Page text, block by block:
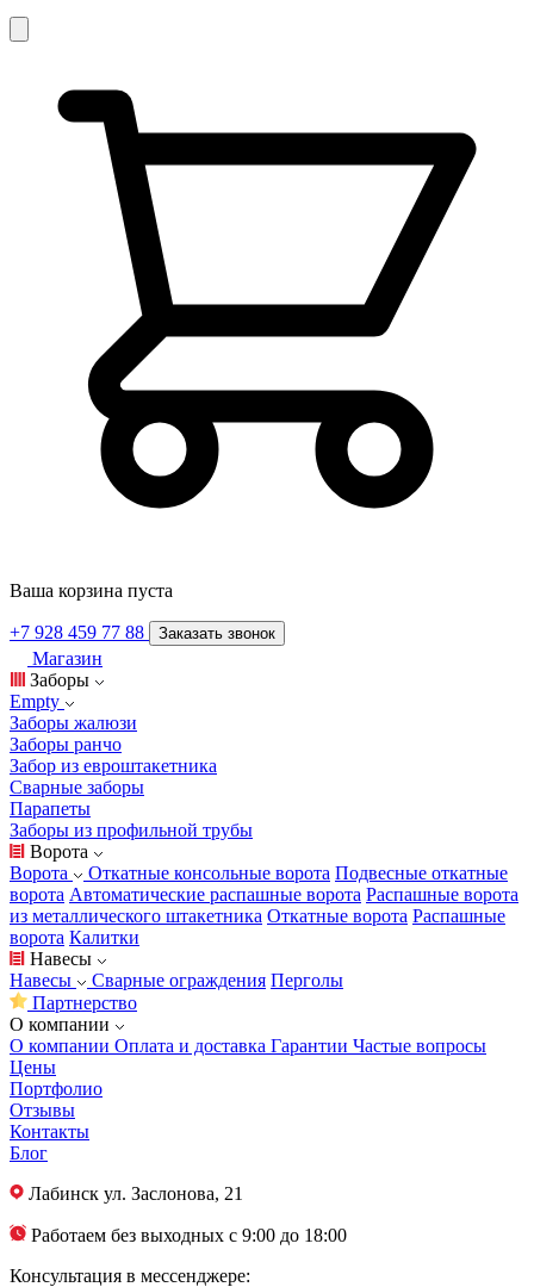
Ваша корзина пуста
+7 928 459 77 88 Заказать звонок
Магазин
Заборы
Empty
Заборы жалюзи
Заборы ранчо
Забор из евроштакетника
Сварные заборы
Парапеты
Заборы из профильной трубы
Ворота
Ворота
Откатные консольные ворота Подвесные откатные
ворота Автоматические распашные ворота Распашные ворота
из металлического штакетника Откатные ворота Распашные
ворота Калитки
Навесы
Навесы
Сварные ограждения Перголы
Партнерство
О компании
О компании Оплата и доставка Гарантии Частые вопросы
Цены
Портфолио
Отзывы
Контакты
Блог
Лабинск ул. Заслонова, 21
Работаем без выходных с 9:00 до 18:00
Консультация в мессенджере: